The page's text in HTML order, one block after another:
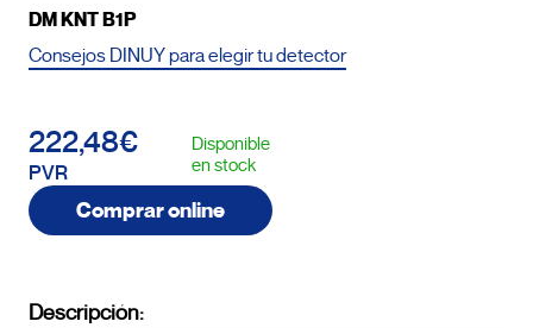
DM KNT B1P
Consejos DINUY para elegir tu detector
222,48€
PVR
Disponible
en stock
Comprar online
Descripción: